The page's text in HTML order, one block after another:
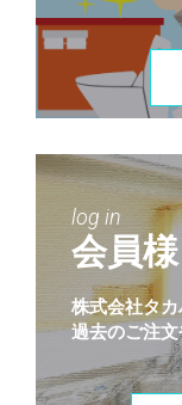
log in
会員
株式会社タ
過去のご注